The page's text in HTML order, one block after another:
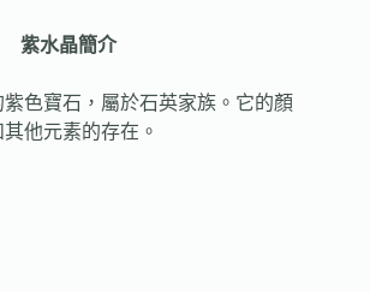
紫水晶簡介
色寶石，屬於石英家族。它的顏
他元素的存在。